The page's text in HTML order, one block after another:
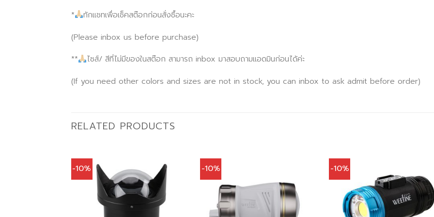
*
ทักแชทเพื่อเช็คสต๊อกก่อนสั่งซื้อนะคะ
(Please inbox us before purchase)
**
ไซส์/ สีที่ไม่มีของในสต๊อก สามารถ inbox มาสอบถามแอดมินก่อนได้ค่ะ
(If you need other colors and sizes are not in stock, you can inbox to ask admit before order)
RELATED PRODUCTS
-10% -10% -10%